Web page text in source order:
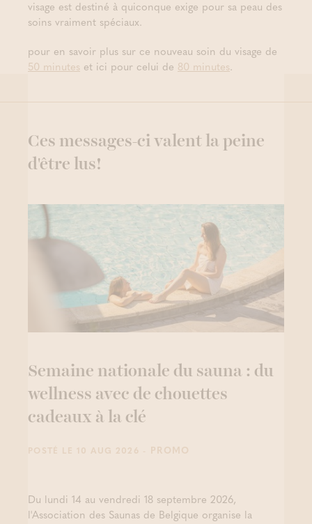
visage est destiné à quiconque exige pour sa peau des
soins vraiment spéciaux.
pour en savoir plus sur ce nouveau soin du visage de
50 minutes et ici pour celui de 80 minutes.
Ces messages-ci valent la peine
d'être lus!
Semaine nationale du sauna : du
wellness avec de chouettes
cadeaux à la clé
POSTÉ LE 10 AUG 2026 - PROMO
Du lundi 14 au vendredi 18 septembre 2026,
l'Association des Saunas de Belgique organise la